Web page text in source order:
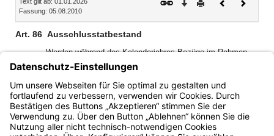
Fassung: 05.08.2010
Art. 86 Ausschlusstatbestand
Werden während des Kalenderjahres Bezüge im Rahmen
eines Disziplinarverfahrens teilweise einbehalten oder gelten
kraft Gesetzes in voller Höhe als einbehalten, besteht
Anspruch auf die jährliche Sonderzahlung nur, wenn die
einbehaltenen Bezüge nachzuzahlen sind.